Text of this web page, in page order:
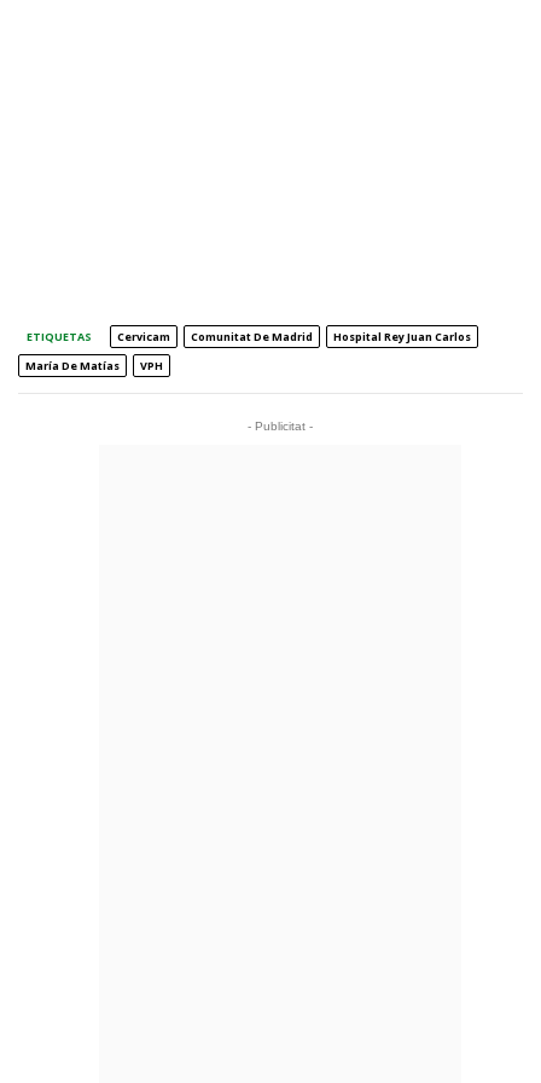
ETIQUETAS Cervicam Comunitat De Madrid
Hospital Rey Juan Carlos
María De Matías
VPH
- Publicitat -